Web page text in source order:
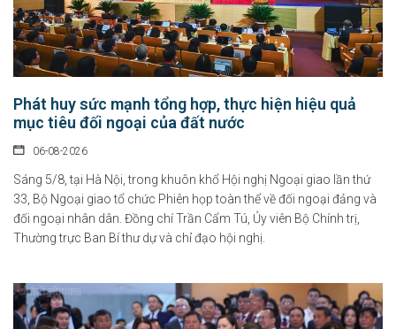
Phát huy sức mạnh tổng hợp, thực hiện hiệu quả
mục tiêu đối ngoại của đất nước
06-08-2026
Sáng 5/8, tại Hà Nội, trong khuôn khổ Hội nghị Ngoại giao lần thứ
33, Bộ Ngoại giao tổ chức Phiên họp toàn thể về đối ngoại đảng và
đối ngoại nhân dân. Đồng chí Trần Cẩm Tú, Ủy viên Bộ Chính trị,
Thường trực Ban Bí thư dự và chỉ đạo hội nghị.